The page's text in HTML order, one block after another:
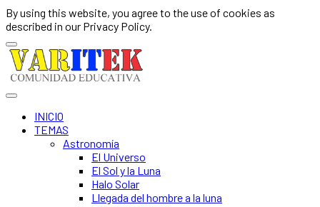
By using this website, you agree to the use of cookies as
described in our Privacy Policy.
INICIO
TEMAS
Astronomía
El Universo
El Sol y la Luna
Halo Solar
Llegada del hombre a la luna